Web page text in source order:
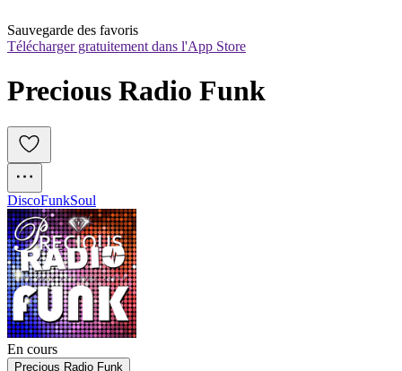
Sauvegarde des favoris
Télécharger gratuitement dans l'App Store
Precious Radio Funk
DiscoFunkSoul
En cours
Precious Radio Funk